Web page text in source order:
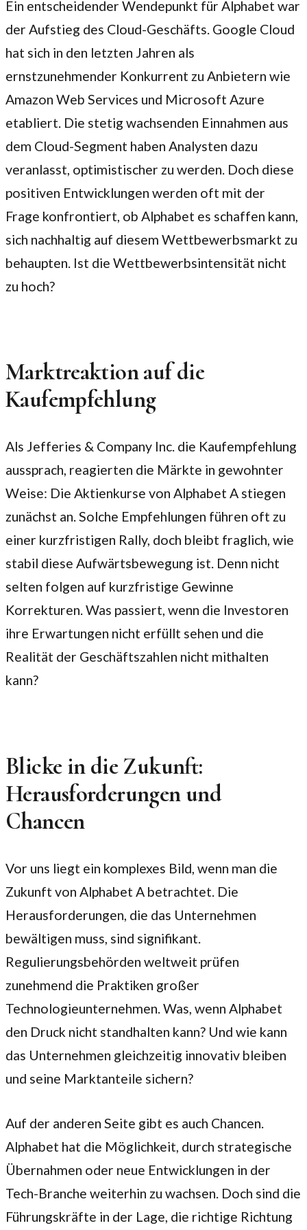
Ein entscheidender Wendepunkt für Alphabet war
der Aufstieg des Cloud-Geschäfts. Google Cloud
hat sich in den letzten Jahren als
ernstzunehmender Konkurrent zu Anbietern wie
Amazon Web Services und Microsoft Azure
etabliert. Die stetig wachsenden Einnahmen aus
dem Cloud-Segment haben Analysten dazu
veranlasst, optimistischer zu werden. Doch diese
positiven Entwicklungen werden oft mit der
Frage konfrontiert, ob Alphabet es schaffen kann,
sich nachhaltig auf diesem Wettbewerbsmarkt zu
behaupten. Ist die Wettbewerbsintensität nicht
zu hoch?
Marktreaktion auf die
Kaufempfehlung
Als Jefferies & Company Inc. die Kaufempfehlung
aussprach, reagierten die Märkte in gewohnter
Weise: Die Aktienkurse von Alphabet A stiegen
zunächst an. Solche Empfehlungen führen oft zu
einer kurzfristigen Rally, doch bleibt fraglich, wie
stabil diese Aufwärtsbewegung ist. Denn nicht
selten folgen auf kurzfristige Gewinne
Korrekturen. Was passiert, wenn die Investoren
ihre Erwartungen nicht erfüllt sehen und die
Realität der Geschäftszahlen nicht mithalten
kann?
Blicke in die Zukunft:
Herausforderungen und
Chancen
Vor uns liegt ein komplexes Bild, wenn man die
Zukunft von Alphabet A betrachtet. Die
Herausforderungen, die das Unternehmen
bewältigen muss, sind signifikant.
Regulierungsbehörden weltweit prüfen
zunehmend die Praktiken großer
Technologieunternehmen. Was, wenn Alphabet
den Druck nicht standhalten kann? Und wie kann
das Unternehmen gleichzeitig innovativ bleiben
und seine Marktanteile sichern?
Auf der anderen Seite gibt es auch Chancen.
Alphabet hat die Möglichkeit, durch strategische
Übernahmen oder neue Entwicklungen in der
Tech-Branche weiterhin zu wachsen. Doch sind die
Führungskräfte in der Lage, die richtige Richtung